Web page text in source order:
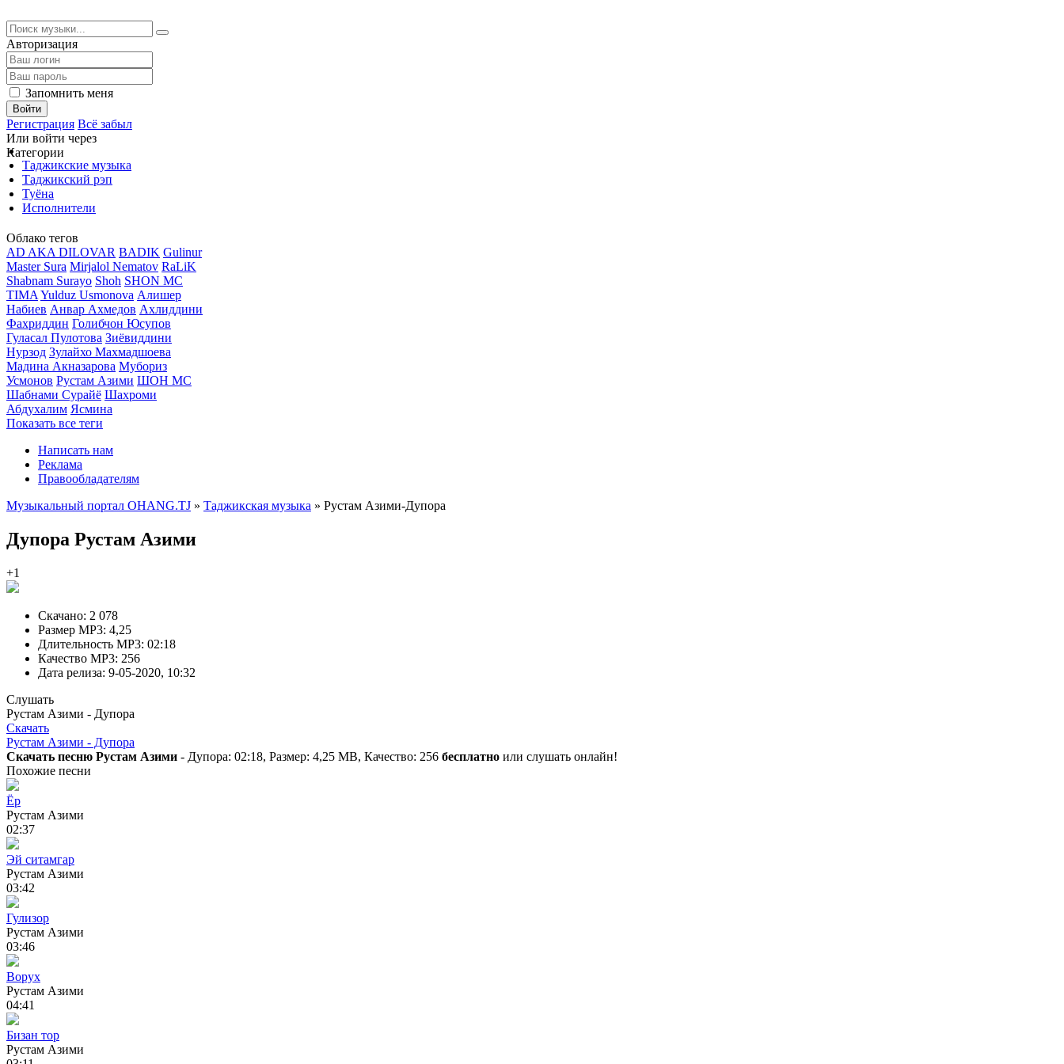
Авторизация
Запомнить меня
Войти
Регистрация Всё забыл
Или войти через
Категории
Таджикские музыка
Таджикский рэп
Туёна
Исполнители
Облако тегов
AD AKA DILOVAR BADIK Gulinur
Master Sura Mirjalol Nematov RaLiK
Shabnam Surayo Shoh SHON MC
TIMA Yulduz Usmonova Алишер
Набиев Анвар Ахмедов Ахлиддини
Фахриддин Голибчон Юсупов
Гуласал Пулотова Зиёвиддини
Нурзод Зулайхо Махмадшоева
Мадина Акназарова Мубориз
Усмонов Рустам Азими ШОН МС
Шабнами Сурайё Шахроми
Абдухалим Ясмина
Показать все теги
Написать нам
Реклама
Правообладателям
Музыкальный портал OHANG.TJ » Таджикская музыка » Рустам Азими-Дупора
Дупора Рустам Азими
+1
Скачано: 2 078
Размер MP3: 4,25
Длительность MP3: 02:18
Качество MP3: 256
Дата релиза: 9-05-2020, 10:32
Слушать
Рустам Азими - Дупора
Скачать
Рустам Азими - Дупора
Скачать песню Рустам Азими - Дупора: 02:18, Размер: 4,25 MB, Качество: 256 бесплатно или слушать онлайн!
Похожие песни
Ёр
Рустам Азими
02:37
Эй ситамгар
Рустам Азими
03:42
Гулизор
Рустам Азими
03:46
Ворух
Рустам Азими
04:41
Бизан тор
Рустам Азими